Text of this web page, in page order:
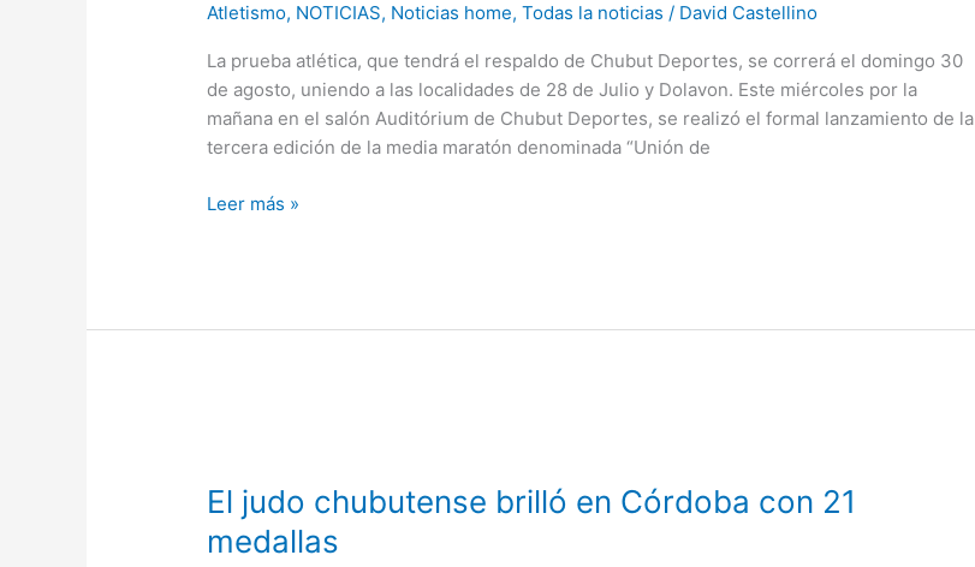
Atletismo, NOTICIAS, Noticias home,Todas la noticias / David Castellino
La prueba atlética, que tendrá el respaldo de Chubut Deportes, se correrá el domingo 30
de agosto, uniendo a las localidades de 28 de Julio y Dolavon. Este miércoles por la
mañana en el salón Auditórium de Chubut Deportes, se realizó el formal lanzamiento de la
tercera edición de la media maratón denominada “Unión de
de
media
maratón
“Unión
de
Pueblos”
Leer más »
El judo chubutense brilló en Córdoba con 21
medallas
chubutense
brilló
en